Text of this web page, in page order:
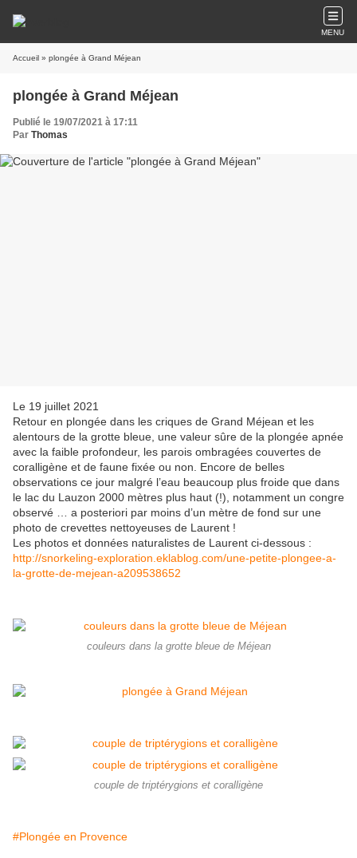
MENU
Accueil » plongée à Grand Méjean
plongée à Grand Méjean
Publié le 19/07/2021 à 17:11
Par Thomas
Le 19 juillet 2021
Retour en plongée dans les criques de Grand Méjean et les
alentours de la grotte bleue, une valeur sûre de la plongée apnée
avec la faible profondeur, les parois ombragées couvertes de
coralligène et de faune fixée ou non. Encore de belles
observations ce jour malgré l’eau beaucoup plus froide que dans
le lac du Lauzon 2000 mètres plus haut (!), notamment un congre
observé … a posteriori par moins d’un mètre de fond sur une
photo de crevettes nettoyeuses de Laurent !
Les photos et données naturalistes de Laurent ci-dessous :
http://snorkeling-exploration.eklablog.com/une-petite-plongee-a-
la-grotte-de-mejean-a209538652
couleurs dans la grotte bleue de Méjean
couple de triptérygions et coralligène
#Plongée en Provence